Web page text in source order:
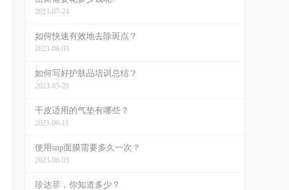
2023-07-24
如何快速有效地去除斑点？
2023-06-03
如何写好护肤品培训总结？
2023-05-29
干皮适用的气垫有哪些？
2023-06-11
使用snp面膜需要多久一次？
2023-06-03
珍达菲，你知道多少？